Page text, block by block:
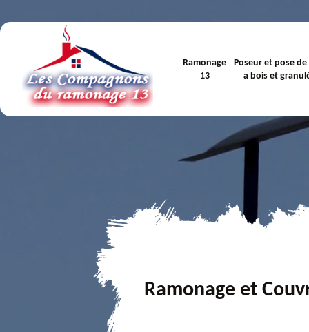
Ramonage
13
Poseur et pose
a bois et
Ramonage et